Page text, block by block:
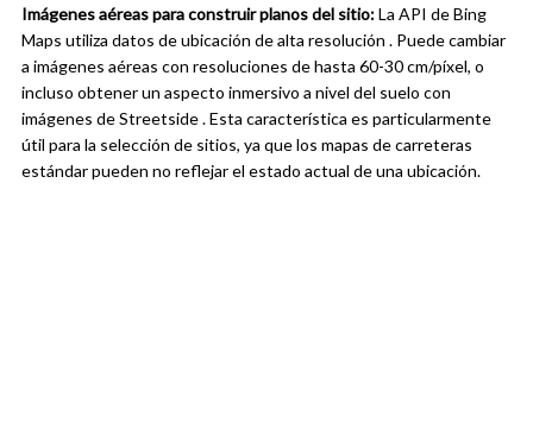
Imágenes aéreas para construir planos del sitio:La API de Bing
Maps utiliza datos de ubicación de alta resolución . Puede cambiar
a imágenes aéreas con resoluciones de hasta 60-30 cm/píxel, o
incluso obtener un aspecto inmersivo a nivel del suelo con
imágenes de Streetside . Esta característica es particularmente
útil para la selección de sitios, ya que los mapas de carreteras
estándar pueden no reflejar el estado actual de una ubicación.